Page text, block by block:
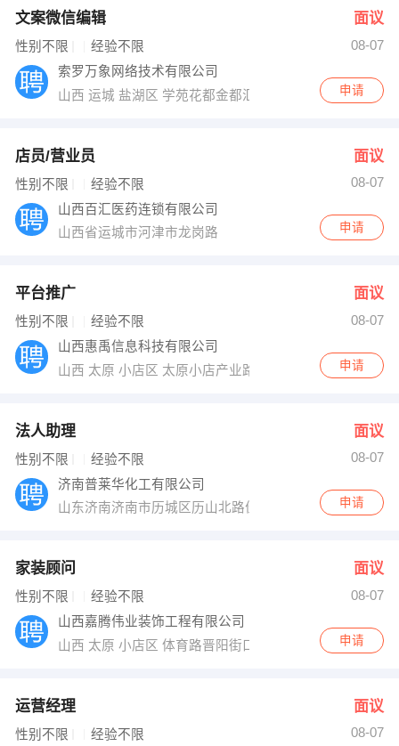
文案微信编辑 面议
性别不限 经验不限
08-07
索罗万象网络技术有限公司
山西 运城 盐湖区 学苑花都金都汇1355
申请
店员/营业员 面议
性别不限 经验不限
08-07
山西百汇医药连锁有限公司
山西省运城市河津市龙岗路
申请
平台推广 面议
性别不限 经验不限
08-07
山西惠禹信息科技有限公司
山西 太原 小店区 太原小店产业路和创业街高新区时代广
申请
法人助理 面议
性别不限 经验不限
08-07
济南普莱华化工有限公司
山东济南济南市历城区历山北路佳园化工市场
申请
家装顾问 面议
性别不限 经验不限
08-07
山西嘉腾伟业装饰工程有限公司
山西 太原 小店区 体育路晋阳街口北美N1二号楼一单元7F
申请
运营经理 面议
性别不限 经验不限
08-07